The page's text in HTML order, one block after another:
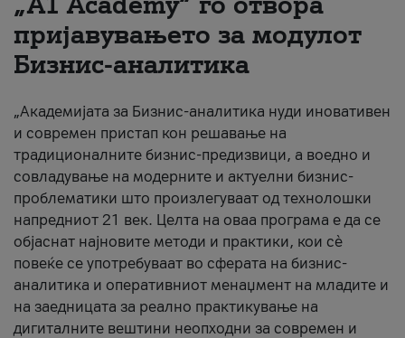
За нас
#ПодобарОнлајн
пријавувањето за модулот
Бизнис-аналитика
„Академијата за Бизнис-аналитика нуди иновативен
и современ пристап кон решавање на
традиционалните бизнис-предизвици, а воедно и
совладување на модерните и актуелни бизнис-
проблематики што произлегуваат од технолошки
напредниот 21 век. Целта на оваа програма е да се
објаснат најновите методи и практики, кои сè
повеќе се употребуваат во сферата на бизнис-
аналитика и оперативниот менаџмент на младите и
на заедницата за реално практикување на
дигиталните вештини неопходни за современ и